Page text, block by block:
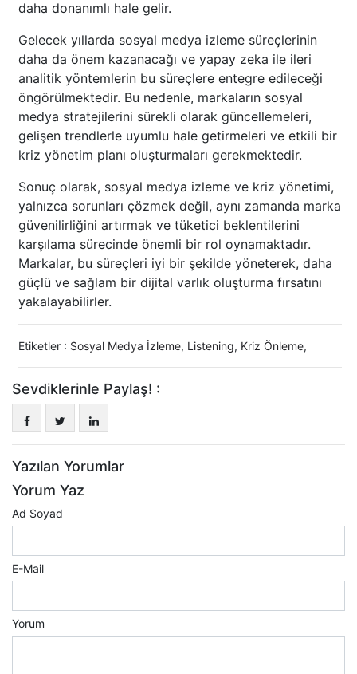
daha donanımlı hale gelir.
Gelecek yıllarda sosyal medya izleme süreçlerinin
daha da önem kazanacağı ve yapay zeka ile ileri
analitik yöntemlerin bu süreçlere entegre edileceği
öngörülmektedir. Bu nedenle, markaların sosyal
medya stratejilerini sürekli olarak güncellemeleri,
gelişen trendlerle uyumlu hale getirmeleri ve etkili bir
kriz yönetim planı oluşturmaları gerekmektedir.
Sonuç olarak, sosyal medya izleme ve kriz yönetimi,
yalnızca sorunları çözmek değil, aynı zamanda marka
güvenilirliğini artırmak ve tüketici beklentilerini
karşılama sürecinde önemli bir rol oynamaktadır.
Markalar, bu süreçleri iyi bir şekilde yöneterek, daha
güçlü ve sağlam bir dijital varlık oluşturma fırsatını
yakalayabilirler.
Etiketler : Sosyal Medya İzleme, Listening, Kriz Önleme,
Sevdiklerinle Paylaş! :
Yazılan Yorumlar
Yorum Yaz
Ad Soyad
E-Mail
Yorum